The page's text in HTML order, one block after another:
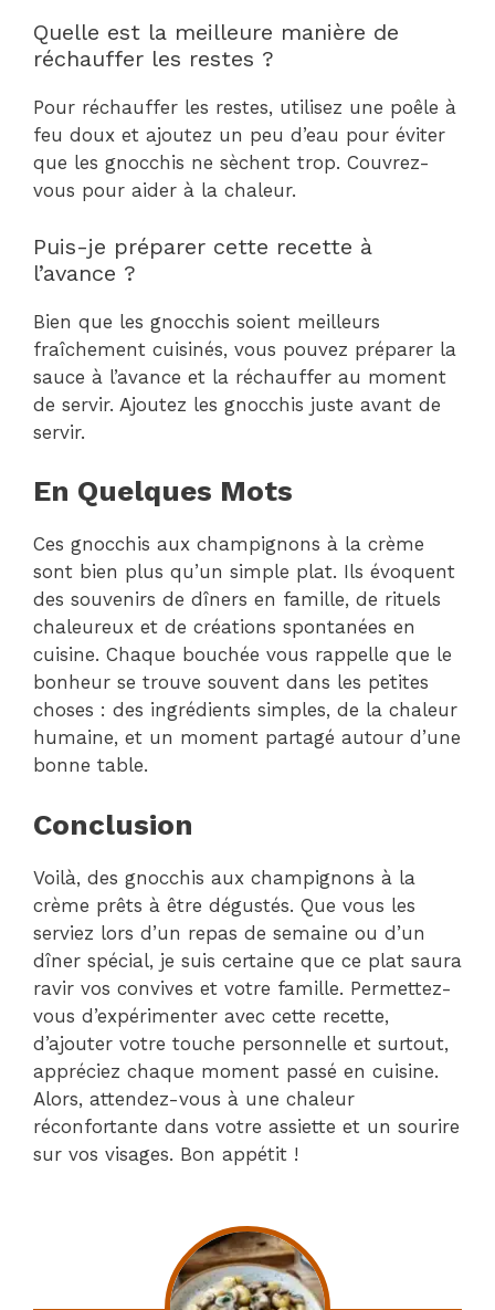
Quelle est la meilleure manière de
réchauffer les restes ?
Pour réchauffer les restes, utilisez une poêle à
feu doux et ajoutez un peu d’eau pour éviter
que les gnocchis ne sèchent trop. Couvrez-
vous pour aider à la chaleur.
Puis-je préparer cette recette à
l’avance ?
Bien que les gnocchis soient meilleurs
fraîchement cuisinés, vous pouvez préparer la
sauce à l’avance et la réchauffer au moment
de servir. Ajoutez les gnocchis juste avant de
servir.
En Quelques Mots
Ces gnocchis aux champignons à la crème
sont bien plus qu’un simple plat. Ils évoquent
des souvenirs de dîners en famille, de rituels
chaleureux et de créations spontanées en
cuisine. Chaque bouchée vous rappelle que le
bonheur se trouve souvent dans les petites
choses : des ingrédients simples, de la chaleur
humaine, et un moment partagé autour d’une
bonne table.
Conclusion
Voilà, des gnocchis aux champignons à la
crème prêts à être dégustés. Que vous les
serviez lors d’un repas de semaine ou d’un
dîner spécial, je suis certaine que ce plat saura
ravir vos convives et votre famille. Permettez-
vous d’expérimenter avec cette recette,
d’ajouter votre touche personnelle et surtout,
appréciez chaque moment passé en cuisine.
Alors, attendez-vous à une chaleur
réconfortante dans votre assiette et un sourire
sur vos visages. Bon appétit !